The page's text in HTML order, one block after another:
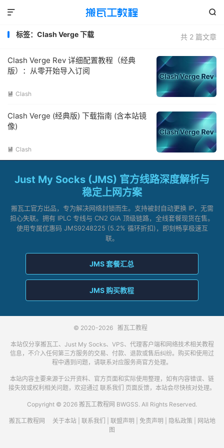


共 2 篇文章
标签：Clash Verge 下载
Clash Verge Rev 详细配置教程（经典
版）：从零开始导入订阅
 Clash
Clash Verge (经典版) 下载指南 (含本站镜
像)
 Clash
Just My Socks (JMS) 官方线路深度解析与
稳定上网方案
搬瓦工官方出品，专为解决网络封锁而生。支持被封自动更换 IP，无需
担心失联。拥有 IPLC 专线与 CN2 GIA 顶级链路，全线套餐现货在售。
使用专属优惠码 JMS9248225 (5.2% 循环折扣)，即刻畅享极速互
联。
JMS 套餐汇总
JMS 购买教程
© 2020-2026 搬瓦工教程
本站仅分享搬瓦工、Just My Socks、VPS、代理客户端和网络技术相关教程
信息，不介入任何第三方服务的交易、付款、退款或售后纠纷。购买和使用过
程中遇到问题，请联系对应服务商官方处理。
本站内容主要来源于公开资料、官方页面和实际使用整理，如有内容错误、链
接失效或权利相关问题，欢迎通过 联系我们 页面反馈，本站会尽快核对处理。
Copyright © 2026 搬瓦工教程网 BWGSS. All Rights Reserved.
搬瓦工教程网 关于本站| 联系我们 联盟声明 免责声明 隐私政策
网站地
图